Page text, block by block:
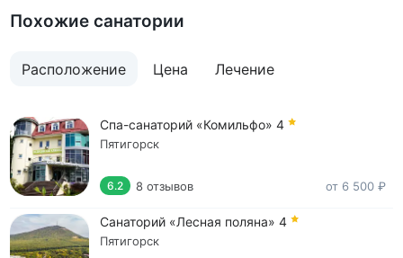
Похожие санатории
Расположение Цена Лечение
Спа-санаторий «Комильфо» 4
Пятигорск
6.2 8 отзывов от 6 500 ₽
Санаторий «Лесная поляна» 4
Пятигорск